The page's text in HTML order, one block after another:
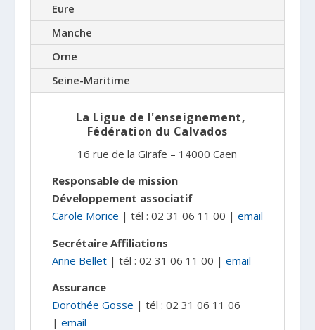
Eure
Manche
Orne
Seine-Maritime
La Ligue de l'enseignement,
Fédération du Calvados
16 rue de la Girafe – 14000 Caen
Responsable de mission
Développement associatif
Carole Morice | tél : 02 31 06 11 00 | email
Secrétaire Affiliations
Anne Bellet| tél : 02 31 06 11 00 | email
Assurance
Dorothée Gosse | tél : 02 31 06 11 06
| email